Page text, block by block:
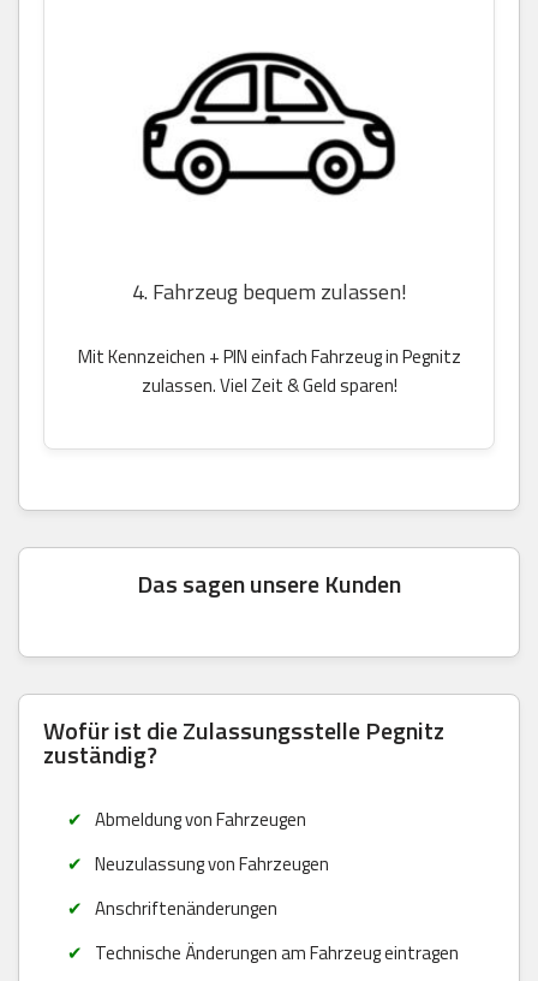
4. Fahrzeug bequem zulassen!
Mit Kennzeichen + PIN einfach Fahrzeug in Pegnitz
zulassen. Viel Zeit & Geld sparen!
Das sagen unsere Kunden
Wofür ist die Zulassungsstelle Pegnitz
zuständig?
Abmeldung von Fahrzeugen
Neuzulassung von Fahrzeugen
Anschriftenänderungen
Technische Änderungen am Fahrzeug eintragen